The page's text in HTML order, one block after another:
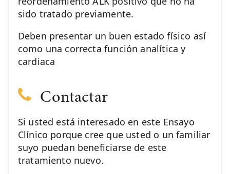
sido tratado previamente.
Deben presentar un buen estado físico así
como una correcta función analítica y
cardiaca
Contactar
Si usted está interesado en este Ensayo
Clínico porque cree que usted o un familiar
suyo puedan beneficiarse de este
tratamiento nuevo.